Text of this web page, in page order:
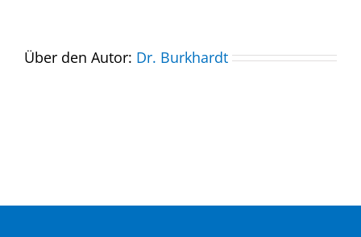
Über den Autor: Dr. Burkhardt